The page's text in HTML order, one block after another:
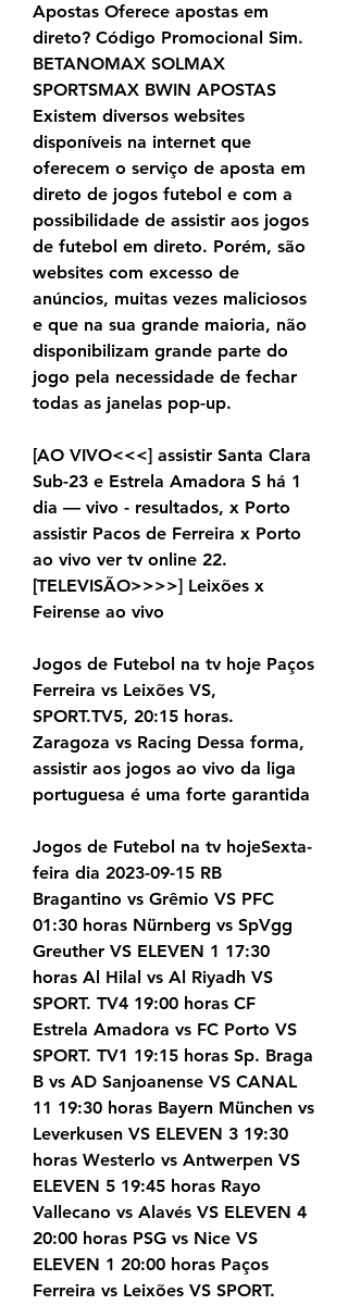
Apostas Oferece apostas em
direto? Código Promocional Sim.
BETANOMAX SOLMAX
SPORTSMAX BWIN APOSTAS
Existem diversos websites
disponíveis na internet que
oferecem o serviço de aposta em
direto de jogos futebol e com a
possibilidade de assistir aos jogos
de futebol em direto. Porém, são
websites com excesso de
anúncios, muitas vezes maliciosos
e que na sua grande maioria, não
disponibilizam grande parte do
jogo pela necessidade de fechar
todas as janelas pop-up.
[AO VIVO<<<] assistir Santa Clara
Sub-23 e Estrela Amadora S há 1
dia — vivo - resultados, x Porto
assistir Pacos de Ferreira x Porto
ao vivo ver tv online 22.
[TELEVISÃO>>>>] Leixões x
Feirense ao vivo
Jogos de Futebol na tv hoje Paços
Ferreira vs Leixões VS,
SPORT.TV5, 20:15 horas.
Zaragoza vs Racing Dessa forma,
assistir aos jogos ao vivo da liga
portuguesa é uma forte garantida
Jogos de Futebol na tv hojeSexta-
feira dia 2023-09-15 RB
Bragantino vs Grêmio VS PFC
01:30 horas Nürnberg vs SpVgg
Greuther VS ELEVEN 1 17:30
horas Al Hilal vs Al Riyadh VS
SPORT. TV4 19:00 horas CF
Estrela Amadora vs FC Porto VS
SPORT. TV1 19:15 horas Sp. Braga
B vs AD Sanjoanense VS CANAL
11 19:30 horas Bayern München vs
Leverkusen VS ELEVEN 3 19:30
horas Westerlo vs Antwerpen VS
ELEVEN 5 19:45 horas Rayo
Vallecano vs Alavés VS ELEVEN 4
20:00 horas PSG vs Nice VS
ELEVEN 1 20:00 horas Paços
Ferreira vs Leixões VS SPORT.